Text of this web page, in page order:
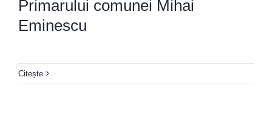
Primarului comunei Mihai
Eminescu
Citește